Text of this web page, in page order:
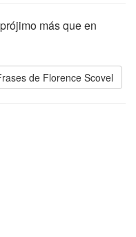
más que en
de Florence Scovel